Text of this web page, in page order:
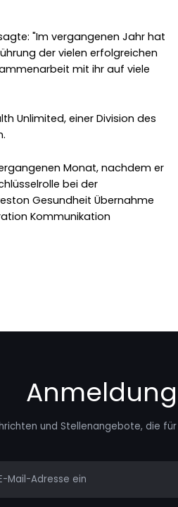
"Im vergangenen Jahr hat
der vielen erfolgreichen
mit ihr auf viele
Unlimited, einer Division des
Monat, nachdem er
bei der
Gesundheit Übernahme
Kommunikation
Anmeldung
und Stellenangebote, die